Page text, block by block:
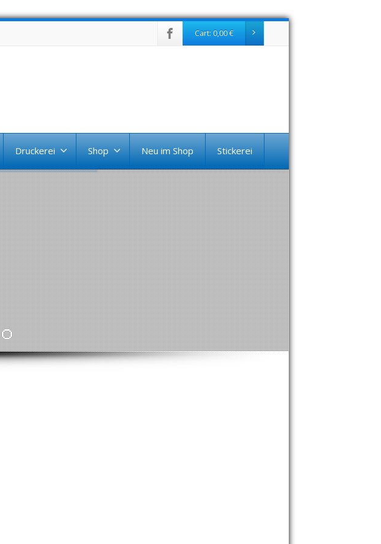
Cart: 0,00€
Druckerei Shop Neu im Shop Stickerei